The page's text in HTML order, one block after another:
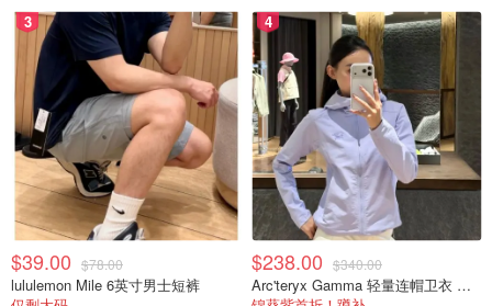
3
$39.00 $78.00
lululemon Mile 6英寸男士短裤
4
$238.00 $340.00
Arc'teryx Gamma 轻量连帽卫衣 女款